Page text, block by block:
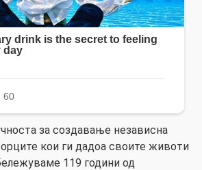
за создавање независна
кои ги дадоа своите животи
119 години од